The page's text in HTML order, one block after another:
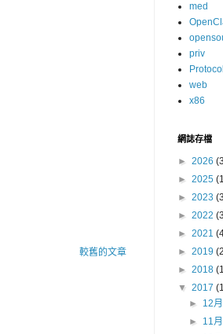
較舊的文章
med
priv
Protocol
web
x86
網誌存檔
► 2026
► 2025
► 2023
► 2022
► 2021
► 2019
► 2018
▼ 2017
► 12
► 11